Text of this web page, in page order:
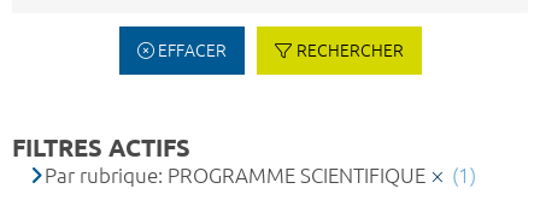
EFFACER RECHERCHER
FILTRES ACTIFS
Par rubrique: PROGRAMME SCIENTIFIQUE (1)